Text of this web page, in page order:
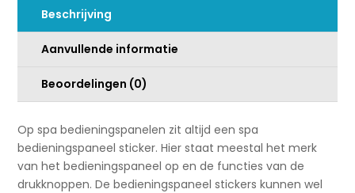
bedieningspaneel
sticker
aantal
Beschrijving
Aanvullende informatie
Beoordelingen (0)
Op spa bedieningspanelen zit altijd een spa
bedieningspaneel sticker. Hier staat meestal het merk
van het bedieningspaneel op en de functies van de
drukknoppen. De bedieningspaneel stickers kunnen wel